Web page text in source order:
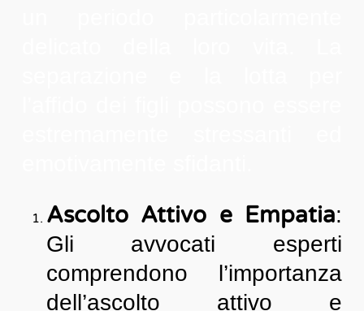
Ascolto Attivo e Empatia:
Gli avvocati esperti
comprendono l’importanza
dell’ascolto attivo e